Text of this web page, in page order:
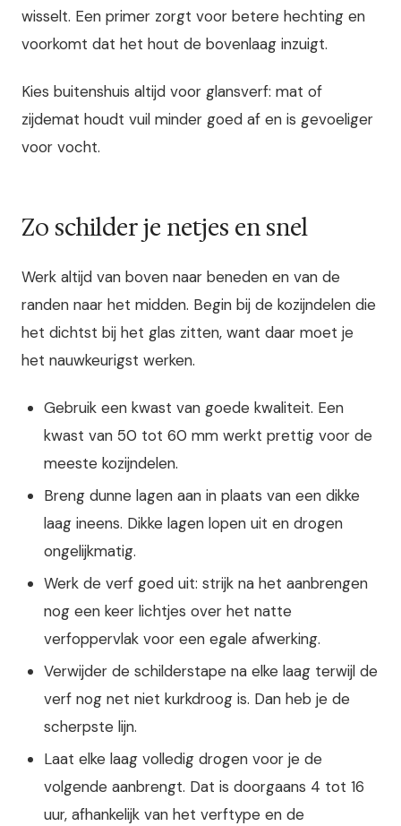
wisselt. Een primer zorgt voor betere hechting en
voorkomt dat het hout de bovenlaag inzuigt.
Kies buitenshuis altijd voor glansverf: mat of
zijdemat houdt vuil minder goed af en is gevoeliger
voor vocht.
Zo schilder je netjes en snel
Werk altijd van boven naar beneden en van de
randen naar het midden. Begin bij de kozijndelen die
het dichtst bij het glas zitten, want daar moet je
het nauwkeurigst werken.
Gebruik een kwast van goede kwaliteit. Een
kwast van 50 tot 60 mm werkt prettig voor de
meeste kozijndelen.
Breng dunne lagen aan in plaats van een dikke
laag ineens. Dikke lagen lopen uit en drogen
ongelijkmatig.
Werk de verf goed uit: strijk na het aanbrengen
nog een keer lichtjes over het natte
verfoppervlak voor een egale afwerking.
Verwijder de schilderstape na elke laag terwijl de
verf nog net niet kurkdroog is. Dan heb je de
scherpste lijn.
Laat elke laag volledig drogen voor je de
volgende aanbrengt. Dat is doorgaans 4 tot 16
uur, afhankelijk van het verftype en de